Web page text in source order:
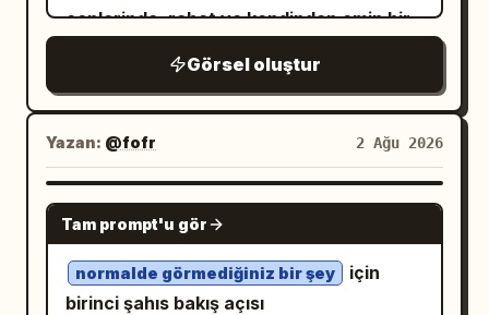
ceplerinde, rahat ve kendinden emin bir
siyah kapüşonlu sweatshirt ve siyah
bomber ceket
, hafif soluk dokulu bol siyah kargo
pantolon, gümüş zincir aksesuar ve
siyah-beyaz düşük bilekli spor
ayakkabılar var. Yumuşak bulutlu gün
ışığı, mat gri renk paleti, minimal arka
Görsel oluştur
Yazan: @fofr 2 Ağu 2026
NANO BANANA PRO
Tam prompt'u gör
normalde görmediğiniz bir şey
için
birinci şahıs bakış açısı